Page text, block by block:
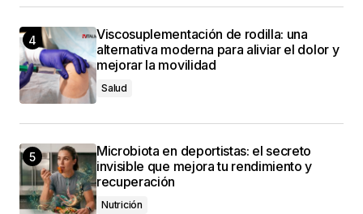
Viscosuplementación de rodilla: una
alternativa moderna para aliviar el dolor y
mejorar la movilidad
Salud
Microbiota en deportistas: el secreto
invisible que mejora tu rendimiento y
recuperación
Nutrición